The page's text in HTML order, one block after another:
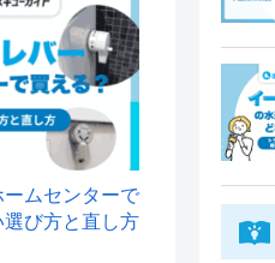
ームセンターで
び方と直し方